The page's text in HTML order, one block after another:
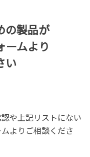
の製品が
ームより
い
や上記リストにない
よりご相談くださ